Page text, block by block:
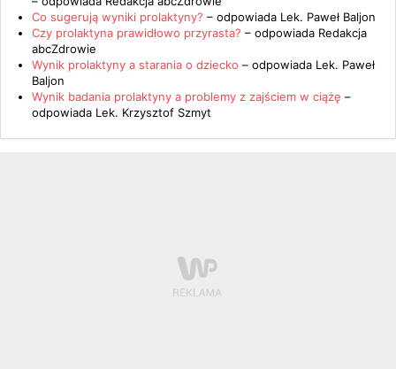
Co sugerują wyniki prolaktyny? – odpowiada Lek. Paweł Baljon
Czy prolaktyna prawidłowo przyrasta? – odpowiada Redakcja
abcZdrowie
Wynik prolaktyny a starania o dziecko – odpowiada Lek. Paweł
Baljon
Wynik badania prolaktyny a problemy z zajściem w ciążę –
odpowiada Lek. Krzysztof Szmyt